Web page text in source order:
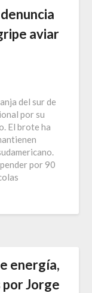
aviar
del sur de
por su
El brote ha
por 90
energía,
por Jorge